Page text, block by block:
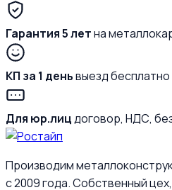
Гарантия 5 летна
КП за 1 деньвыезд бесплатно
Для юр.лицдоговор, НДС,
Производим
с 2009 года. Собственный